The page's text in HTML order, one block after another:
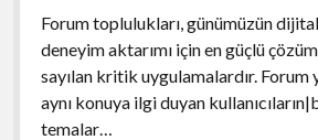
Forum toplulukları, günümüzün
deneyim aktarımı için en güçlü
sayılan kritik uygulamalardır. Forum
aynı konuya ilgi duyan
temalar…